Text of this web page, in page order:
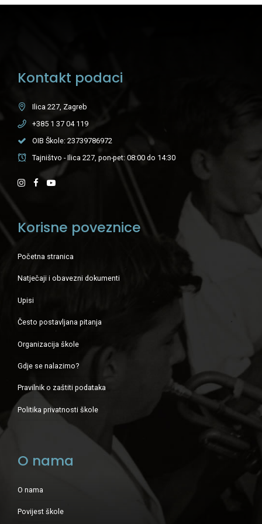
Kontakt podaci
Ilica 227, Zagreb
+385 1 37 04 119
OIB Škole: 23739786972
Tajništvo - Ilica 227, pon-pet: 08:00 do 14:30
Korisne poveznice
Početna stranica
Natječaji i obavezni dokumenti
Upisi
Često postavljana pitanja
Organizacija škole
Gdje se nalazimo?
Pravilnik o zaštiti podataka
Politika privatnosti škole
O nama
O nama
Povijest škole